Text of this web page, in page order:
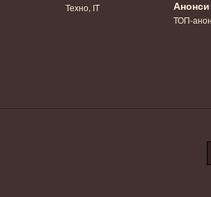
Техно, IT
Анонси
ТОП-